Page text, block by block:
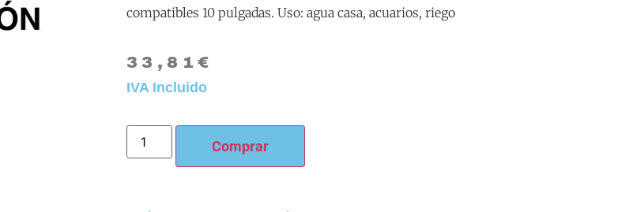
compatibles 10 pulgadas. Uso: agua casa, acuarios, riego
33,81 €
IVA Incluido
Comprar